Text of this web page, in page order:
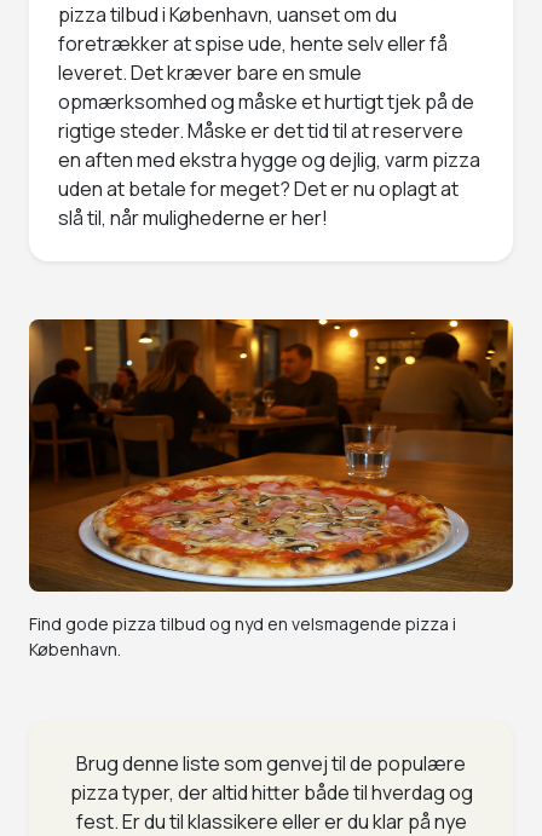
pizza tilbud i København, uanset om du
foretrækker at spise ude, hente selv eller få
leveret. Det kræver bare en smule
opmærksomhed og måske et hurtigt tjek på de
rigtige steder. Måske er det tid til at reservere
en aften med ekstra hygge og dejlig, varm pizza
uden at betale for meget? Det er nu oplagt at
slå til, når mulighederne er her!
Find gode pizza tilbud og nyd en velsmagende pizza i
København.
Brug denne liste som genvej til de populære
pizza typer, der altid hitter både til hverdag og
fest. Er du til klassikere eller er du klar på nye